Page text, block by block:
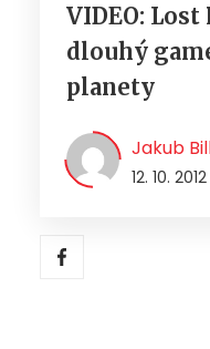
VIDEO:
dlouhý
planety
Jakub
12. 10. 2012